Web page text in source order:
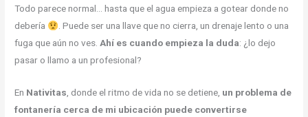
Todo parece normal… hasta que el agua empieza a gotear donde no
debería
. Puede ser una llave que no cierra, un drenaje lento o una
fuga que aún no ves.Ahí es cuando empieza la duda: ¿lo dejo
pasar o llamo a un profesional?
En Nativitas , donde el ritmo de vida no se detiene, un problema de
fontanería cerca de mi ubicación puede convertirse